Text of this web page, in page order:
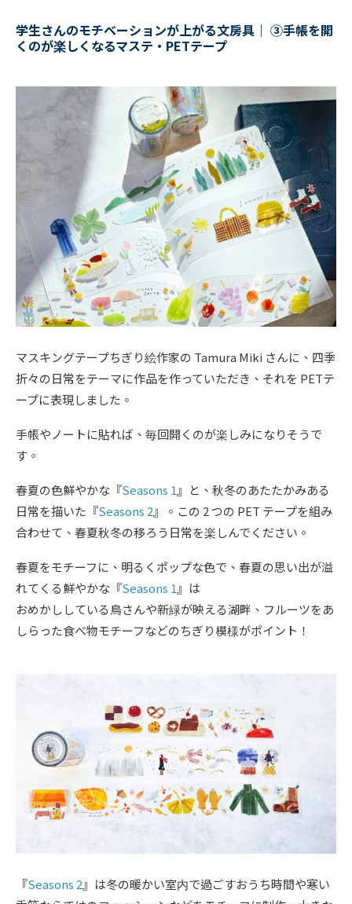
学生さんのモチベーションが上がる文房具｜ ③手帳を開
くのが楽しくなるマステ・PETテープ
マスキングテープちぎり絵作家の Tamura Miki さんに、四季
折々の日常をテーマに作品を作っていただき、それを PETテ
ープに表現しました。
手帳やノートに貼れば、毎回開くのが楽しみになりそうで
す。
春夏の色鮮やかな『Seasons 1』と、秋冬のあたたかみある
日常を描いた『Seasons 2』。この 2 つの PET テープを組み
合わせて、春夏秋冬の移ろう日常を楽しんでください。
春夏をモチーフに、明るくポップな色で、春夏の思い出が溢
れてくる鮮やかな『Seasons 1』は
おめかししている鳥さんや新緑が映える湖畔、フルーツをあ
しらった食べ物モチーフなどのちぎり模様がポイント！
『Seasons 2』は冬の暖かい室内で過ごすおうち時間や寒い